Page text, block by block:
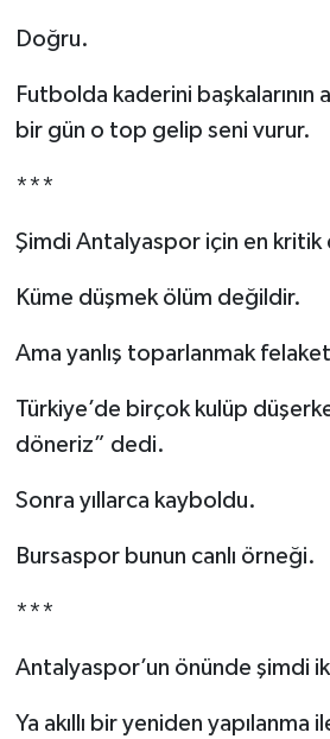
Doğru.
Futbolda kaderini başkalarının
bir gün o top gelip seni vurur.
***
Şimdi Antalyaspor için en kritik
Küme düşmek ölüm değildir.
Ama yanlış toparlanmak
Türkiye’de birçok kulüp
döneriz” dedi.
Sonra yıllarca kayboldu.
Bursaspor bunun canlı örneği.
***
Antalyaspor’un önünde şimdi
Ya akıllı bir yeniden yapılanma